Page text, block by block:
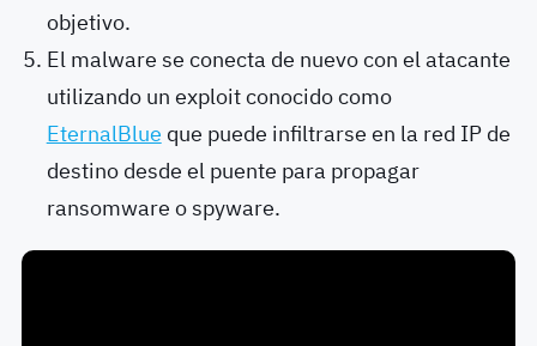
objetivo.
El malware se conecta de nuevo con el atacante
utilizando un exploit conocido como
EternalBlue que puede infiltrarse en la red IP de
destino desde el puente para propagar
ransomware o spyware.